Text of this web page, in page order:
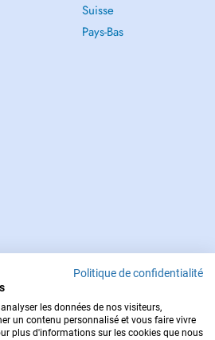
Suisse
Pays-Bas
Politique de confidentialité
les données de nos visiteurs,
un contenu personnalisé et vous faire vivre
plus d'informations sur les cookies que nous